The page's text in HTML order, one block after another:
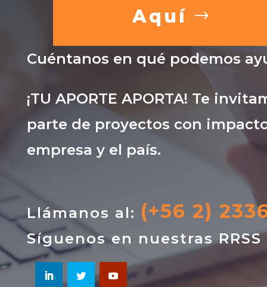
Aquí
Cuéntanos en qué podemos
¡TU APORTE APORTA! Te
parte de proyectos con
empresa y el país.
Llámanos al: (+56 2)
Síguenos en nuestras RRSS